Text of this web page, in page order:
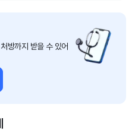
방까지 받을 수 있어